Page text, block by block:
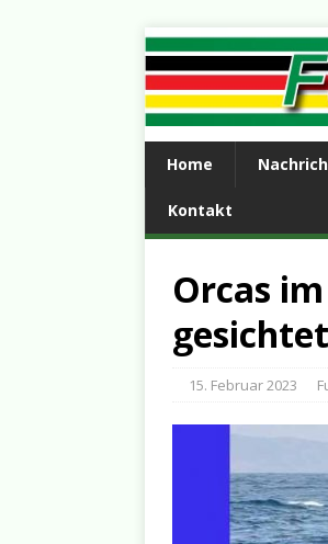
Home
Kontakt
Orcas
gesichtet
15. Februar 2023